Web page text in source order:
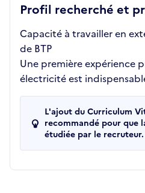
Profil recherché et
Capacité à travailler en
de BTP
Une première expérience
électricité est
L'ajout du Curriculum
recommandé pour que
étudiée par le recruteur.